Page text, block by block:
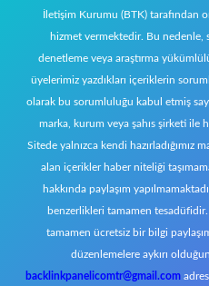
İletişim Kurumu (BTK) tarafından
hizmet vermektedir. Bu
denetleme veya araştırma
üyelerimiz yazdıkları içeriklerin
olarak bu sorumluluğu kabul etmiş
marka, kurum veya şahıs şirketi ile
Sitede yalnızca kendi hazırladığımız
alan içerikler haber niteliği
hakkında paylaşım
benzerlikleri tamamen
tamamen ücretsiz bir bilgi
düzenlemelere aykırı
backlinkpanelicomtr@gmail.com